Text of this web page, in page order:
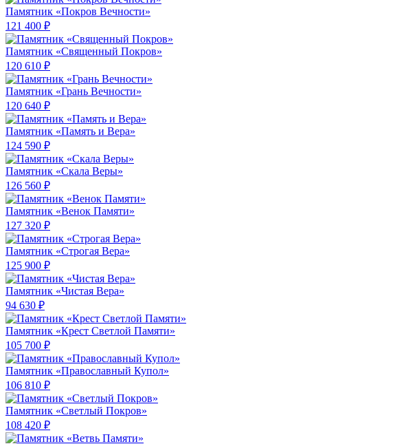
Памятник «Покров Вечности»
121 400 ₽
Памятник «Священный Покров»
120 610 ₽
Памятник «Грань Вечности»
120 640 ₽
Памятник «Память и Вера»
124 590 ₽
Памятник «Скала Веры»
126 560 ₽
Памятник «Венок Памяти»
127 320 ₽
Памятник «Строгая Вера»
125 900 ₽
Памятник «Чистая Вера»
94 630 ₽
Памятник «Крест Светлой Памяти»
105 700 ₽
Памятник «Православный Купол»
106 810 ₽
Памятник «Светлый Покров»
108 420 ₽